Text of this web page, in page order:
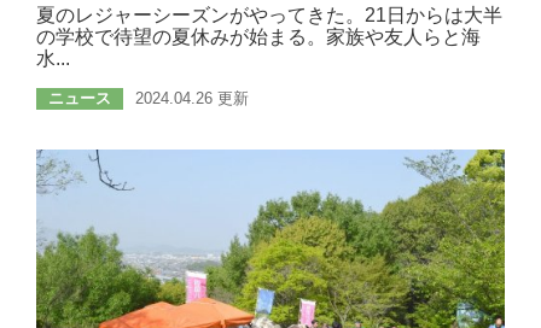
夏のレジャーシーズンがやってきた。21日からは大半
の学校で待望の夏休みが始まる。家族や友人らと海
水...
ニュース 2024.04.26 更新